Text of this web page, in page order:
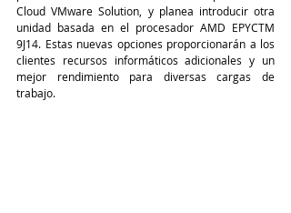
Cloud VMware Solution, y planea introducir otra
unidad basada en el procesador AMD EPYCTM
9J14. Estas nuevas opciones proporcionarán a los
clientes recursos informáticos adicionales y un
mejor rendimiento para diversas cargas de
trabajo.